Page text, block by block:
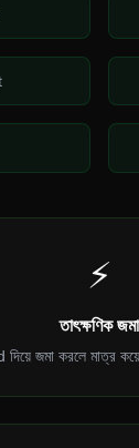
⚡
তাৎক্ষণিক জমা
জমা করলে মাত্র